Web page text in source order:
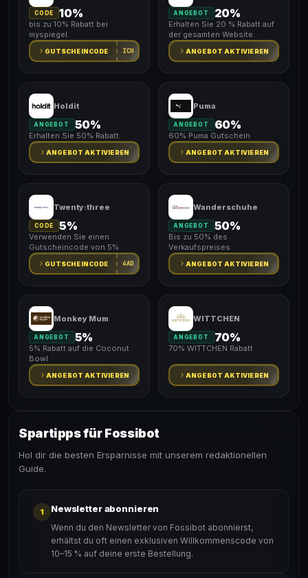
CODE 10%
bis zu 10% Rabatt bei
myspiegel
GUTSCHEINCODE ICH
ANGEBOT 20%
Erhalten Sie 20 % Rabatt auf
der gesamten Website.
ANGEBOT AKTIVIEREN
Holdit
ANGEBOT 50%
Erhalten Sie 50% Rabatt.
ANGEBOT AKTIVIEREN
Puma
ANGEBOT 60%
60% Puma Gutschein
ANGEBOT AKTIVIEREN
Twenty:three
CODE 5%
Verwenden Sie einen
Gutscheincode von 5%
GUTSCHEINCODE 4AD
Wanderschuhe
ANGEBOT 50%
Bis zu 50% des
Verkaufspreises
ANGEBOT AKTIVIEREN
Monkey Mum
ANGEBOT 5%
5% Rabatt auf die Coconut
Bowl
ANGEBOT AKTIVIEREN
WITTCHEN
ANGEBOT 70%
70% WITTCHEN Rabatt
ANGEBOT AKTIVIEREN
Spartipps für Fossibot
Hol dir die besten Ersparnisse mit unserem redaktionellen
Guide.
1 Newsletter abonnieren
Wenn du den Newsletter von Fossibot abonnierst,
erhältst du oft einen exklusiven Willkommenscode von
10–15 % auf deine erste Bestellung.